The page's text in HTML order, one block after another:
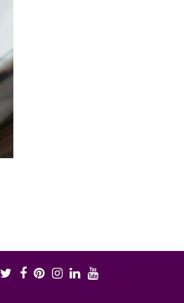
Twitter
Facebook
Pinterest
Instagram
LinkedIn
Youtube